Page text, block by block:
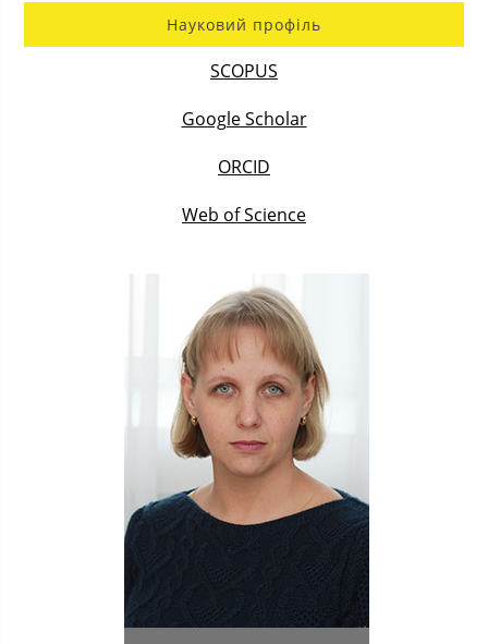
Науковий профіль
SCOPUS
Google Scholar
ORCID
Web of Science